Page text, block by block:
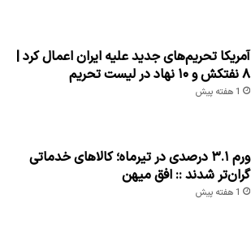
آمریکا تحریم‌های جدید علیه ایران اعمال کرد |
۸ نفتکش و ۱۰ نهاد در لیست تحریم
1 هفته پیش
ورم ۳.۱ درصدی در تیرماه؛ کالاهای خدماتی
گران‌تر شدند :: افق میهن
1 هفته پیش